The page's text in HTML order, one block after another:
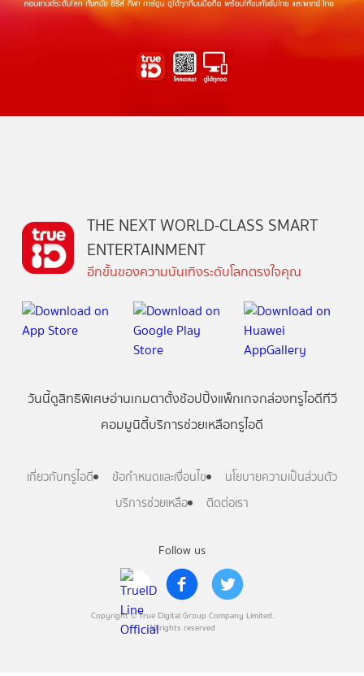
Follow us
Copyright © True Digital Group Company Limited.
All rights reserved
THE NEXT WORLD-CLASS SMART
ENTERTAINMENT
อีกขั้นของความบันเทิงระดับโลกตรงใจคุณ
วันนี้ดูสิทธิพิเศษอ่านเกมตาตั้งช้อปปิ้งแพ็กเกจกล่องทรูไอดีทีวี
คอมมูนิตี้บริการช่วยเหลือทรูไอดี
เกี่ยวกับทรูไอดี ข้อกำหนดและเงื่อนไข
นโยบายความเป็นส่วนตัว
บริการช่วยเหลือ
ติดต่อเรา